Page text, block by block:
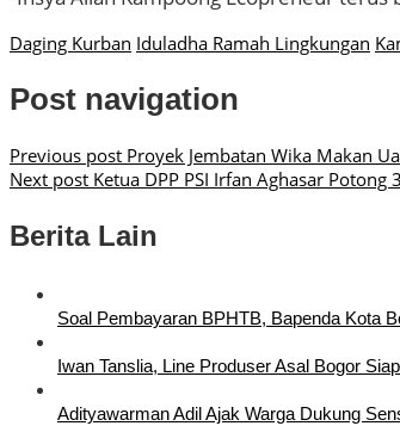
Daging Kurban Iduladha Ramah Lingkungan
Post navigation
Previous post Proyek Jembatan Wika Makan
Next post Ketua DPP PSI Irfan Aghasar
Berita Lain
Soal Pembayaran BPHTB, Bapenda Kota
Iwan Tanslia, Line Produser Asal Bogor
Adityawarman Adil Ajak Warga Dukung